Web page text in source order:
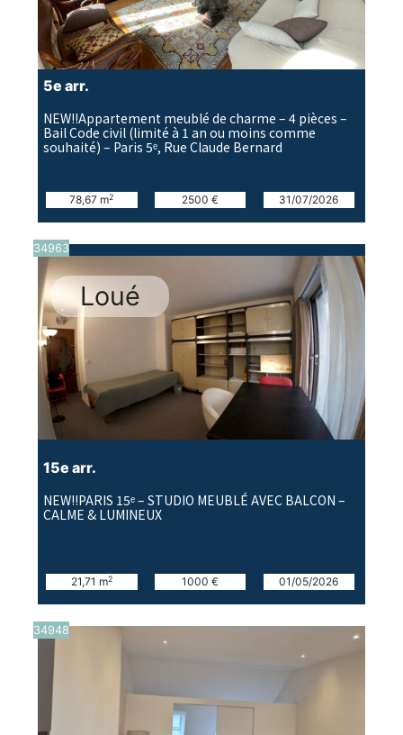
5e arr.
NEW!!Appartement meublé de charme – 4 pièces –
Bail Code civil (limité à 1 an ou moins comme
souhaité) – Paris 5ᵉ, Rue Claude Bernard
78,67 m2 2500 € 31/07/2026
Loué
34963
15e arr.
NEW!!PARIS 15ᵉ – STUDIO MEUBLÉ AVEC BALCON –
CALME & LUMINEUX
21,71 m2 1000 € 01/05/2026
34948